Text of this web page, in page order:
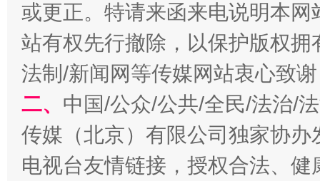
以产业富民促振兴 酒
或更正。特请来函来电说明本
站有权先行撤除，以保护版权
法制/新闻网等传媒网站衷心致
二、 中国/公众/公共/全民/法治/
传媒（北京）有限公司独家协
电视台友情链接，授权合法、